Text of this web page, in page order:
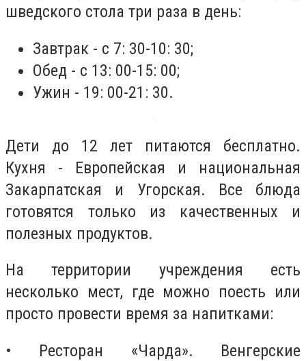
шведского стола три раза в день:
Завтрак - с 7: 30-10: 30;
Обед - с 13: 00-15: 00;
Ужин - 19: 00-21: 30.
Дети до 12 лет питаются бесплатно.
Кухня - Европейская и национальная
Закарпатская и Угорская. Все блюда
готовятся только из качественных и
полезных продуктов.
На территории учреждения есть
несколько мест, где можно поесть или
просто провести время за напитками:
• Ресторан «Чарда». Венгерские